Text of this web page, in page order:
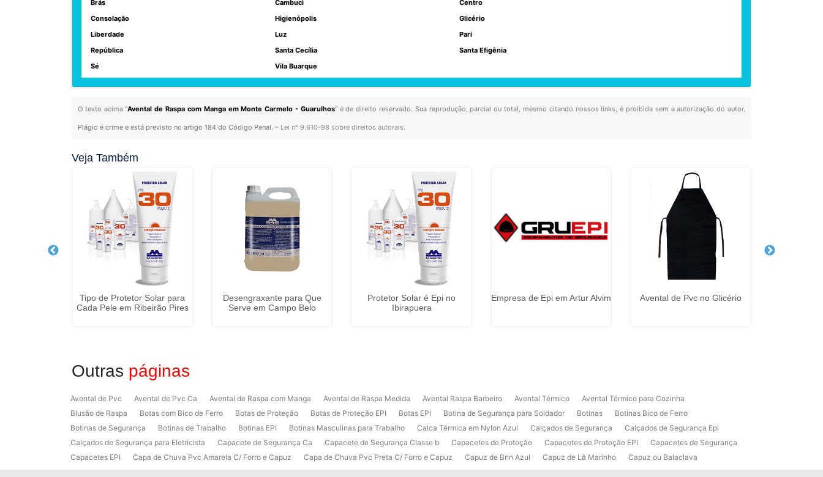
Brás
Cambuci
Centro
Consolação
Higienópolis
Glicério
Liberdade
Luz
Pari
República
Santa Cecília
Santa Efigênia
Sé
Vila Buarque
O texto acima "Avental de Raspa com Manga em Monte Carmelo - Guarulhos" é de direito reservado. Sua reprodução, parcial ou total, mesmo citando nossos links, é proibida sem a autorização do autor.
Plágio é crime e está previsto no artigo 184 do Código Penal. – Lei n° 9.610-98 sobre direitos autorais.
Veja Também
Tipo de Protetor Solar para
Cada Pele em Ribeirão Pires
Desengraxante para Que
Serve em Campo Belo
Protetor Solar é Epi no
Ibirapuera
Empresa de Epi em Artur Alvim Avental de Pvc no Glicério
Outras páginas
Avental de Pvc Avental de Pvc Ca Avental de Raspa com Manga Avental de Raspa Medida Avental Raspa Barbeiro Avental Térmico
Avental Térmico para Cozinha
Blusão de Raspa
Botas com Bico de Ferro Botas de Proteção Botas de Proteção EPI Botas EPI Botina de Segurança para Soldador Botinas
Botinas Bico de Ferro
Botinas de Segurança
Botinas de Trabalho Botinas EPI Botinas Masculinas para Trabalho Calca Térmica em Nylon Azul Calçados de Segurança
Calçados de Segurança Epi
Calçados de Segurança para Eletricista
Capacete de Segurança Ca Capacete de Segurança Classe b Capacetes de Proteção Capacetes de Proteção EPI
Capacetes de Segurança
Capacetes EPI
Capa de Chuva Pvc Amarela C/ Forro e Capuz Capa de Chuva Pvc Preta C/ Forro e Capuz Capuz de Brin Azul Capuz de Lã Marinho
Capuz ou Balaclava